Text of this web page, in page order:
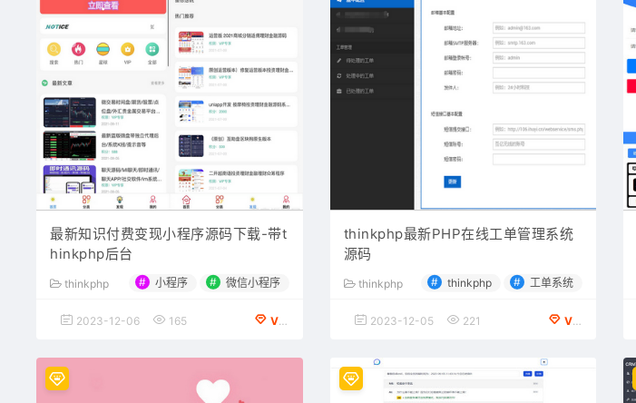
最新知识付费变现小程序源码下载-带t
hinkphp后台
thinkphp # 小程序 # 微信小程序
2023-12-06 165 VIP会员专享
thinkphp最新PHP在线工单管理系统
源码
thinkphp # thinkphp # 工单系统
2023-12-05 221 VIP会员专享